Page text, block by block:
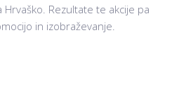
Rezultate te akcije pa
in izobraževanje.